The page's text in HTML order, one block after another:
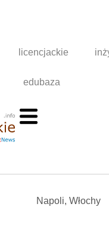
licencjackie
edubaza
Napoli, Włochy